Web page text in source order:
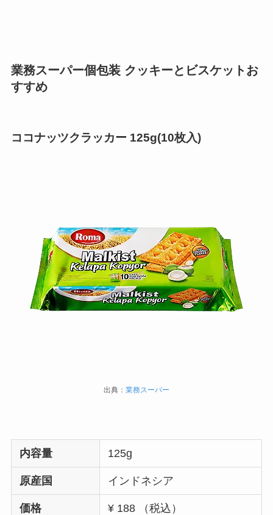
業務スーパー個包装 クッキーとビスケットお
すすめ
ココナッツクラッカー 125g(10枚入)
出典： 業務スーパー
内容量 125g
原産国 インドネシア
価格 ¥ 188 （税込）